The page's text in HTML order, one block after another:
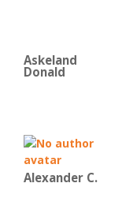
Askeland
Donald
Alexander C.